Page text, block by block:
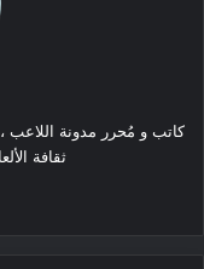
كاتب و مُحرر مدونة اللاعب
ثقافة